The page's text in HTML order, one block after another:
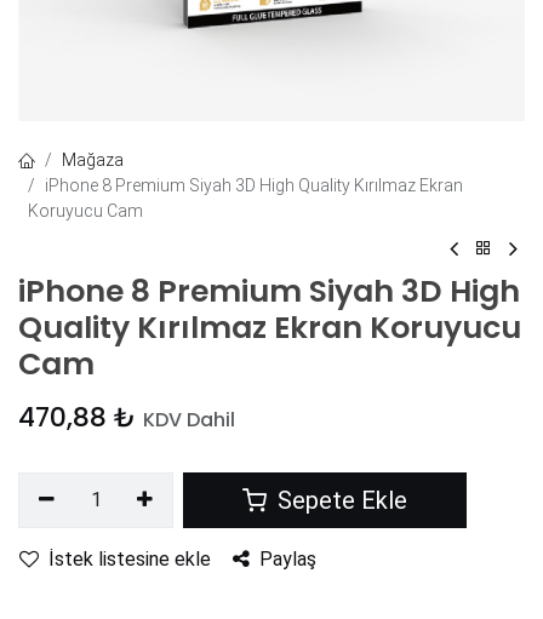
Mağaza
iPhone 8 Premium Siyah 3D High Quality Kırılmaz Ekran
Koruyucu Cam
iPhone 8 Premium Siyah 3D High
Quality Kırılmaz Ekran Koruyucu
Cam
470,88 ₺ KDV Dahil
Sepete Ekle
İstek listesine ekle Paylaş